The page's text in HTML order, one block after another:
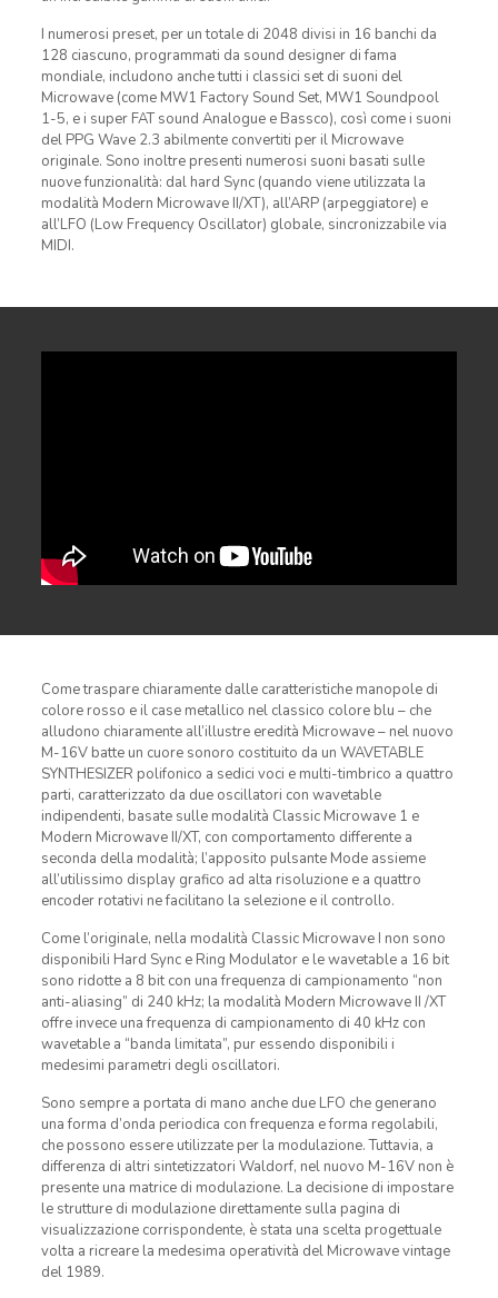
I numerosi preset, per un totale di 2048 divisi in 16 banchi da
128 ciascuno, programmati da sound designer di fama
mondiale, includono anche tutti i classici set di suoni del
Microwave (come MW1 Factory Sound Set, MW1 Soundpool
1-5, e i super FAT sound Analogue e Bassco), così come i suoni
del PPG Wave 2.3 abilmente convertiti per il Microwave
originale. Sono inoltre presenti numerosi suoni basati sulle
nuove funzionalità: dal hard Sync (quando viene utilizzata la
modalità Modern Microwave II/XT), all’ARP (arpeggiatore) e
all’LFO (Low Frequency Oscillator) globale, sincronizzabile via
MIDI.
Come traspare chiaramente dalle caratteristiche manopole di
colore rosso e il case metallico nel classico colore blu – che
alludono chiaramente all’illustre eredità Microwave – nel nuovo
M-16V batte un cuore sonoro costituito da un WAVETABLE
SYNTHESIZER polifonico a sedici voci e multi-timbrico a quattro
parti, caratterizzato da due oscillatori con wavetable
indipendenti, basate sulle modalità Classic Microwave 1 e
Modern Microwave II/XT, con comportamento differente a
seconda della modalità; l’apposito pulsante Mode assieme
all’utilissimo display grafico ad alta risoluzione e a quattro
encoder rotativi ne facilitano la selezione e il controllo.
Come l’originale, nella modalità Classic Microwave I non sono
disponibili Hard Sync e Ring Modulator e le wavetable a 16 bit
sono ridotte a 8 bit con una frequenza di campionamento “non
anti-aliasing” di 240 kHz; la modalità Modern Microwave II /XT
offre invece una frequenza di campionamento di 40 kHz con
wavetable a “banda limitata”, pur essendo disponibili i
medesimi parametri degli oscillatori.
Sono sempre a portata di mano anche due LFO che generano
una forma d’onda periodica con frequenza e forma regolabili,
che possono essere utilizzate per la modulazione. Tuttavia, a
differenza di altri sintetizzatori Waldorf, nel nuovo M-16V non è
presente una matrice di modulazione. La decisione di impostare
le strutture di modulazione direttamente sulla pagina di
visualizzazione corrispondente, è stata una scelta progettuale
volta a ricreare la medesima operatività del Microwave vintage
del 1989.